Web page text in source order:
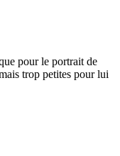
pour le portrait de
trop petites pour lui